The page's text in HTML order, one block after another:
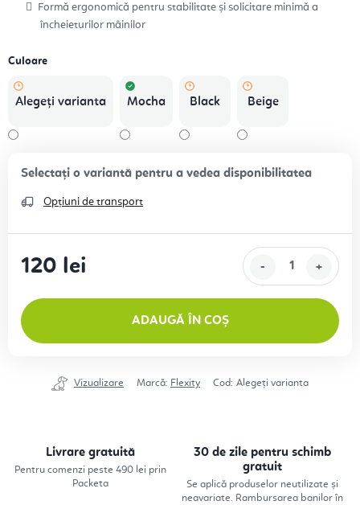
Formă ergonomică pentru stabilitate și solicitare minimă a
încheieturilor mâinilor
Culoare
Alegeţi varianta Mocha Black Beige
Opțiuni de transport
120 lei
ADAUGĂ ÎN COȘ
Vizualizare Marcă: Flexity Cod: Alegeţi varianta
Livrare gratuită
Pentru comenzi peste 490 lei prin
Packeta
30 de zile pentru schimb
gratuit
Se aplică produselor neutilizate și
neavariate. Rambursarea banilor în